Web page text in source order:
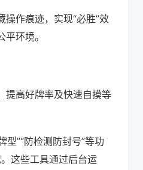
作痕迹，实现“必胜”效
环境。
提高好牌率及快速自摸等
”“防检测防封号”等功
这些工具通过后台运